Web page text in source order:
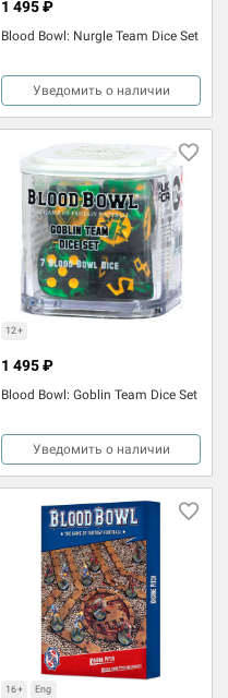
Blood Bowl: Nurgle Team Dice Set
1 495 ₽
Уведомить о наличии
12+
Blood Bowl: Goblin Team Dice Set
1 495 ₽
Уведомить о наличии
16+ Eng